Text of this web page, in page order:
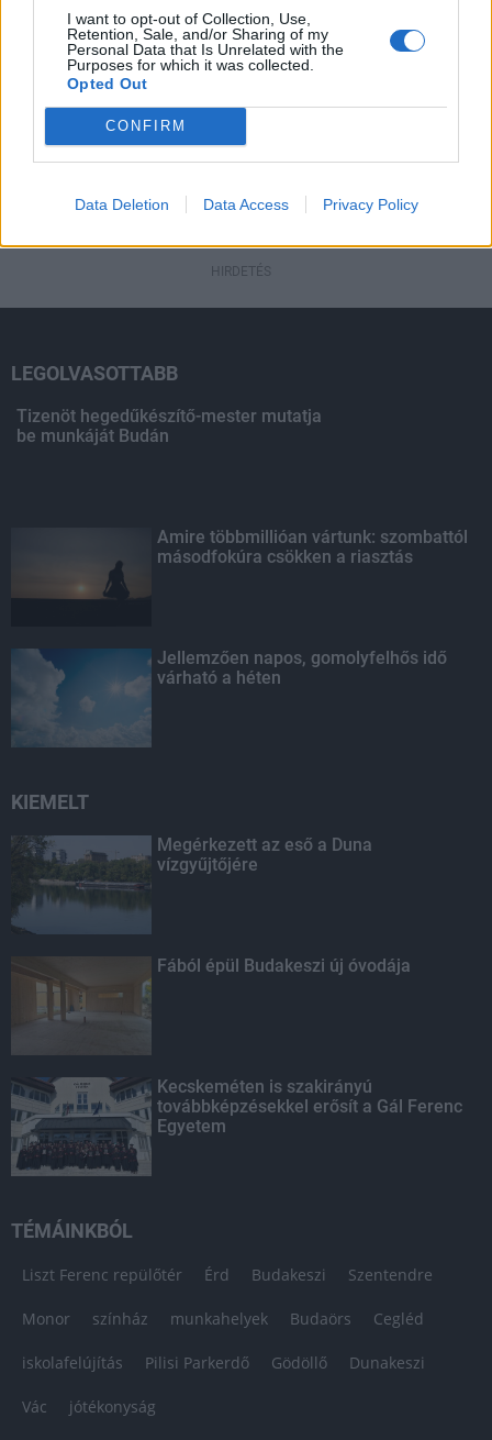
I want to opt-out of Collection, Use,
Retention, Sale, and/or Sharing of my
Personal Data that Is Unrelated with the
Purposes for which it was collected.
Opted Out
CONFIRM
Data Deletion Data Access Privacy Policy
HIRDETÉS
HIRDETÉS
LEGOLVASOTTABB
Tizenöt hegedűkészítő-mester mutatja
be munkáját Budán
Amire többmillióan vártunk: szombattól
másodfokúra csökken a riasztás
Jellemzően napos, gomolyfelhős idő
várható a héten
KIEMELT
Megérkezett az eső a Duna
vízgyűjtőjére
Fából épül Budakeszi új óvodája
Kecskeméten is szakirányú
továbbképzésekkel erősít a Gál Ferenc
Egyetem
TÉMÁINKBÓL
Liszt Ferenc repülőtér Érd Budakeszi Szentendre
Monor színház munkahelyek Budaörs Cegléd
iskolafelújítás Pilisi Parkerdő Gödöllő Dunakeszi
Vác jótékonyság